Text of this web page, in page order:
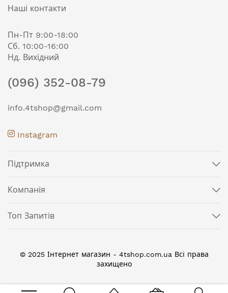
Наші контакти
Пн-Пт 9:00-18:00
Сб. 10:00-16:00
Нд. Вихідний
(096) 352-08-79
info.4tshop@gmail.com
Instagram
Підтримка
Компанія
Топ Запитів
© 2025 Інтернет магазин - 4tshop.com.ua Всі права
захищено